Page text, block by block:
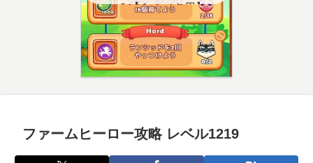
こ？【クエスト用】
ファームヒーロー攻略 レベル1219